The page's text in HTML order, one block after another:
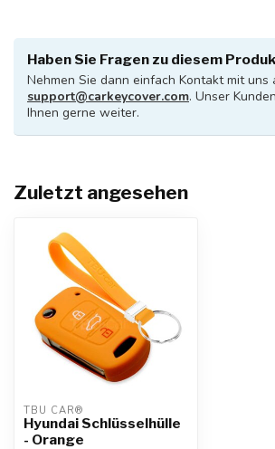
Haben Sie Fragen zu diesem
Nehmen Sie dann einfach Kontakt mit uns
support@carkeycover.com. Unser
Ihnen gerne weiter.
Zuletzt angesehen
TBU CAR®
Hyundai Schlüsselhülle
- Orange